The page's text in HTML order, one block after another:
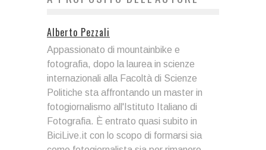
Alberto Pezzali
Appassionato di mountainbike e
fotografia, dopo la laurea in scienze
internazionali alla Facoltà di Scienze
Politiche sta affrontando un master in
fotogiornalismo all'Istituto Italiano di
Fotografia. È entrato quasi subito in
BiciLive.it con lo scopo di formarsi sia